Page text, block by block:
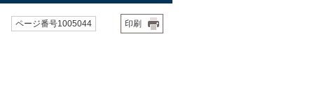
ページ番号1005044 印刷